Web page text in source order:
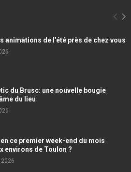
animations de l’été près de chez vous
du Brusc: une nouvelle bougie
du lieu
ce premier week-end du mois
environs de Toulon ?